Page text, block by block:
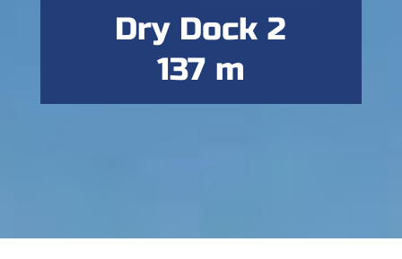
Dry Dock 2
137 m